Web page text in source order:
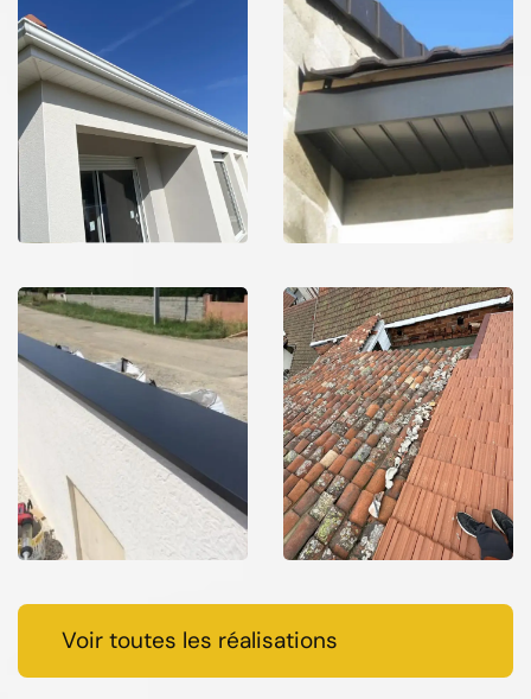
Voir toutes les réalisations